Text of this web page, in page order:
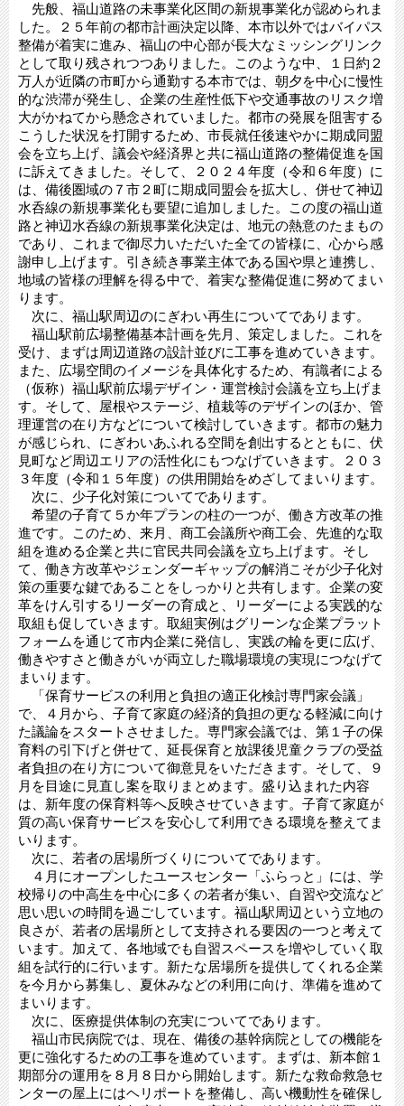
先般、福山道路の未事業化区間の新規事業化が認められま
した。２５年前の都市計画決定以降、本市以外ではバイパス
整備が着実に進み、福山の中心部が長大なミッシングリンク
として取り残されつつありました。このような中、１日約２
万人が近隣の市町から通勤する本市では、朝夕を中心に慢性
的な渋滞が発生し、企業の生産性低下や交通事故のリスク増
大がかねてから懸念されていました。都市の発展を阻害する
こうした状況を打開するため、市長就任後速やかに期成同盟
会を立ち上げ、議会や経済界と共に福山道路の整備促進を国
に訴えてきました。そして、２０２４年度（令和６年度）に
は、備後圏域の７市２町に期成同盟会を拡大し、併せて神辺
水呑線の新規事業化も要望に追加しました。この度の福山道
路と神辺水呑線の新規事業化決定は、地元の熱意のたまもの
であり、これまで御尽力いただいた全ての皆様に、心から感
謝申し上げます。引き続き事業主体である国や県と連携し、
地域の皆様の理解を得る中で、着実な整備促進に努めてまい
ります。
次に、福山駅周辺のにぎわい再生についてであります。
福山駅前広場整備基本計画を先月、策定しました。これを
受け、まずは周辺道路の設計並びに工事を進めていきます。
また、広場空間のイメージを具体化するため、有識者による
（仮称）福山駅前広場デザイン・運営検討会議を立ち上げま
す。そして、屋根やステージ、植栽等のデザインのほか、管
理運営の在り方などについて検討していきます。都市の魅力
が感じられ、にぎわいあふれる空間を創出するとともに、伏
見町など周辺エリアの活性化にもつなげていきます。２０３
３年度（令和１５年度）の供用開始をめざしてまいります。
次に、少子化対策についてであります。
希望の子育て５か年プランの柱の一つが、働き方改革の推
進です。このため、来月、商工会議所や商工会、先進的な取
組を進める企業と共に官民共同会議を立ち上げます。そし
て、働き方改革やジェンダーギャップの解消こそが少子化対
策の重要な鍵であることをしっかりと共有します。企業の変
革をけん引するリーダーの育成と、リーダーによる実践的な
取組も促していきます。取組実例はグリーンな企業プラット
フォームを通じて市内企業に発信し、実践の輪を更に広げ、
働きやすさと働きがいが両立した職場環境の実現につなげて
まいります。
「保育サービスの利用と負担の適正化検討専門家会議」
で、４月から、子育て家庭の経済的負担の更なる軽減に向け
た議論をスタートさせました。専門家会議では、第１子の保
育料の引下げと併せて、延長保育と放課後児童クラブの受益
者負担の在り方について御意見をいただきます。そして、９
月を目途に見直し案を取りまとめます。盛り込まれた内容
は、新年度の保育料等へ反映させていきます。子育て家庭が
質の高い保育サービスを安心して利用できる環境を整えてま
いります。
次に、若者の居場所づくりについてであります。
４月にオープンしたユースセンター「ふらっと」には、学
校帰りの中高生を中心に多くの若者が集い、自習や交流など
思い思いの時間を過ごしています。福山駅周辺という立地の
良さが、若者の居場所として支持される要因の一つと考えて
います。加えて、各地域でも自習スペースを増やしていく取
組を試行的に行います。新たな居場所を提供してくれる企業
を今月から募集し、夏休みなどの利用に向け、準備を進めて
まいります。
次に、医療提供体制の充実についてであります。
福山市民病院では、現在、備後の基幹病院としての機能を
更に強化するための工事を進めています。まずは、新本館１
期部分の運用を８月８日から開始します。新たな救命救急セ
ンターの屋上にはヘリポートを整備し、高い機動性を確保し